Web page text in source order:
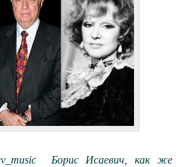
Борис Исаевич, как же